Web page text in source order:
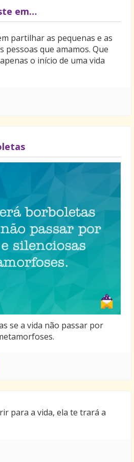
em…
partilhar as pequenas e as
pessoas que amamos. Que
o início de uma vida
se a vida não passar por
para a vida, ela te trará a